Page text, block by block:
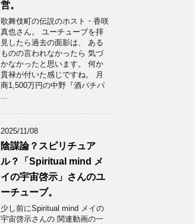
営。
歌舞伎町の伝説のホスト・香咲
真也さん。 ユーチューブを拝
見したら過去の面影は、 ある
ものの言われなかったら 気づ
かなかったと思います。 何か
貫禄が付いた感じですね。 月
商1,500万円の中野『酒パチパ
...
2025/11/08
陰謀論？スピリチュア
ル？「Spiritual mind メ
イの宇宙啓示」さんのユ
ーチューブ。
少し前にSpiritual mind メイの
宇宙啓示さんの 関連動画の一